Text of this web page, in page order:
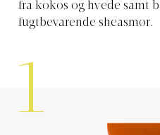
fra kokos og hvede samt
fugtbevarende sheasmør.
1